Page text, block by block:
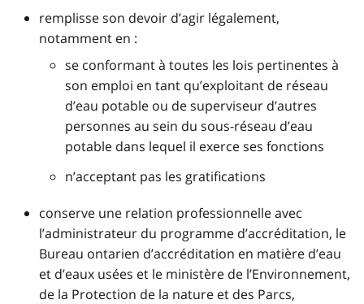
remplisse son devoir d’agir légalement,
notamment en :
se conformant à toutes les lois pertinentes à
son emploi en tant qu’exploitant de réseau
d’eau potable ou de superviseur d’autres
personnes au sein du sous-réseau d’eau
potable dans lequel il exerce ses fonctions
n’acceptant pas les gratifications
conserve une relation professionnelle avec
l’administrateur du programme d’accréditation, le
Bureau ontarien d’accréditation en matière d’eau
et d’eaux usées et le ministère de l’Environnement,
de la Protection de la nature et des Parcs,